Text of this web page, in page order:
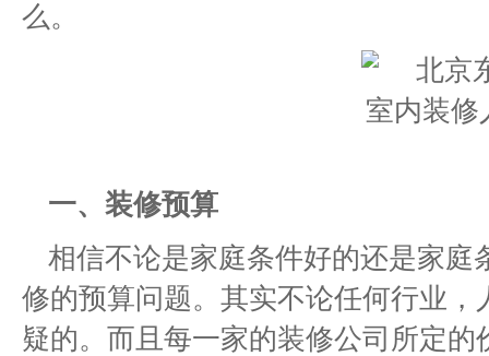
么。
一、装修预算
相信不论是家庭条件好的还是家
修的预算问题。其实不论任何行业
疑的。而且每一家的装修公司所定